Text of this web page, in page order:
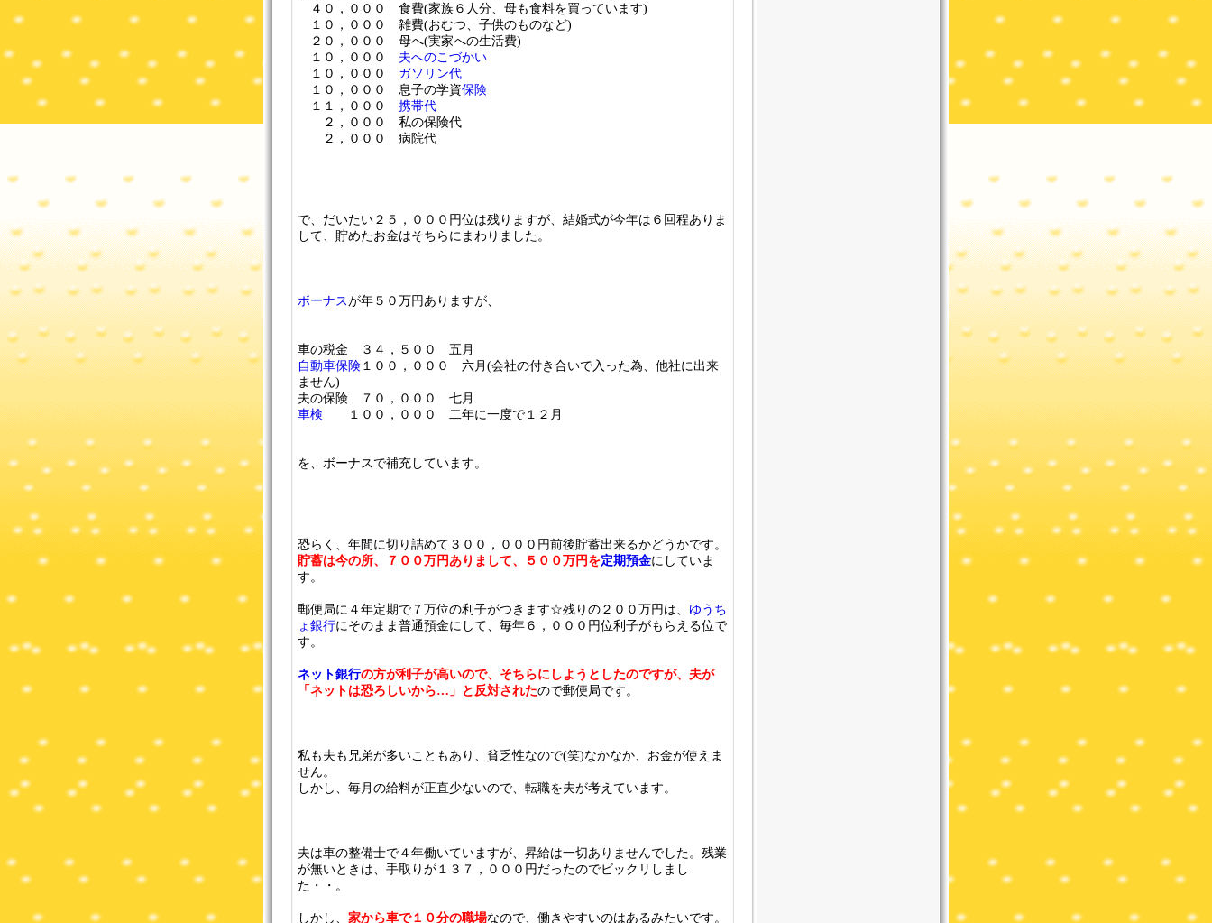
４０，０００ 食費(家族６人分、母も食料を買っています)
１０，０００ 雑費(おむつ、子供のものなど)
２０，０００ 母へ(実家への生活費)
１０，０００ 夫へのこづかい
１０，０００ ガソリン代
１０，０００ 息子の学資保険
１１，０００ 携帯代
２，０００ 私の保険代
２，０００ 病院代
で、だいたい２５，０００円位は残りますが、結婚式が今年は６回程ありま
して、貯めたお金はそちらにまわりました。
ボーナスが年５０万円ありますが、
車の税金 ３４，５００ 五月
自動車保険 １００，０００ 六月(会社の付き合いで入った為、他社に出来
ません)
夫の保険 ７０，０００ 七月
車検 １００，０００ 二年に一度で１２月
を、ボーナスで補充しています。
恐らく、年間に切り詰めて３００，０００円前後貯蓄出来るかどうかです。
貯蓄は今の所、７００万円ありまして、５００万円を定期預金にしていま
す。
郵便局に４年定期で７万位の利子がつきます☆残りの２００万円は、 ゆうち
ょ銀行にそのまま普通預金にして、毎年６，０００円位利子がもらえる位で
す。
ネット銀行の方が利子が高いので、そちらにしようとしたのですが、夫が
「ネットは恐ろしいから…」と反対されたので郵便局です。
私も夫も兄弟が多いこともあり、貧乏性なので(笑)なかなか、お金が使えま
せん。
しかし、毎月の給料が正直少ないので、転職を夫が考えています。
夫は車の整備士で４年働いていますが、昇給は一切ありませんでした。残業
が無いときは、手取りが１３７，０００円だったのでビックリしまし
た・・。
しかし、 家から車で１０分の職場なので、働きやすいのはあるみたいです。